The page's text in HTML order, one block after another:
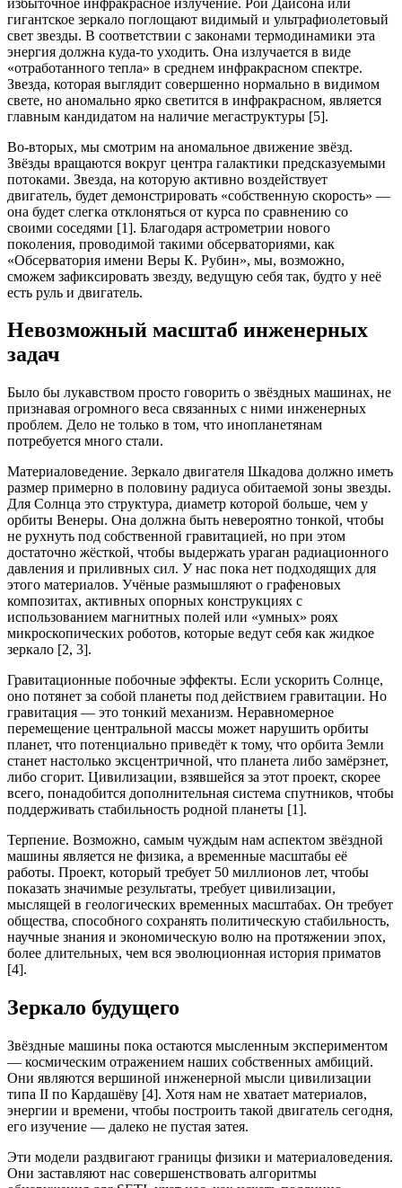
гигантское зеркало поглощают видимый и ультрафиолетовый
свет звезды. В соответствии с законами термодинамики эта
энергия должна куда-то уходить. Она излучается в виде
«отработанного тепла» в среднем инфракрасном спектре.
Звезда, которая выглядит совершенно нормально в видимом
свете, но аномально ярко светится в инфракрасном, является
главным кандидатом на наличие мегаструктуры [5].
Во-вторых, мы смотрим на аномальное движение звёзд.
Звёзды вращаются вокруг центра галактики предсказуемыми
потоками. Звезда, на которую активно воздействует
двигатель, будет демонстрировать «собственную скорость» —
она будет слегка отклоняться от курса по сравнению со
своими соседями [1]. Благодаря астрометрии нового
поколения, проводимой такими обсерваториями, как
«Обсерватория имени Веры К. Рубин», мы, возможно,
сможем зафиксировать звезду, ведущую себя так, будто у неё
есть руль и двигатель.
Невозможный масштаб инженерных
задач
Было бы лукавством просто говорить о звёздных машинах, не
признавая огромного веса связанных с ними инженерных
проблем. Дело не только в том, что инопланетянам
потребуется много стали.
Материаловедение. Зеркало двигателя Шкадова должно иметь
размер примерно в половину радиуса обитаемой зоны звезды.
Для Солнца это структура, диаметр которой больше, чем у
орбиты Венеры. Она должна быть невероятно тонкой, чтобы
не рухнуть под собственной гравитацией, но при этом
достаточно жёсткой, чтобы выдержать ураган радиационного
давления и приливных сил. У нас пока нет подходящих для
этого материалов. Учёные размышляют о графеновых
композитах, активных опорных конструкциях с
использованием магнитных полей или «умных» роях
микроскопических роботов, которые ведут себя как жидкое
зеркало [2, 3].
Гравитационные побочные эффекты. Если ускорить Солнце,
оно потянет за собой планеты под действием гравитации. Но
гравитация — это тонкий механизм. Неравномерное
перемещение центральной массы может нарушить орбиты
планет, что потенциально приведёт к тому, что орбита Земли
станет настолько эксцентричной, что планета либо замёрзнет,
либо сгорит. Цивилизации, взявшейся за этот проект, скорее
всего, понадобится дополнительная система спутников, чтобы
поддерживать стабильность родной планеты [1].
Терпение. Возможно, самым чуждым нам аспектом звёздной
машины является не физика, а временные масштабы её
работы. Проект, который требует 50 миллионов лет, чтобы
показать значимые результаты, требует цивилизации,
мыслящей в геологических временных масштабах. Он требует
общества, способного сохранять политическую стабильность,
научные знания и экономическую волю на протяжении эпох,
более длительных, чем вся эволюционная история приматов
[4].
Зеркало будущего
Звёздные машины пока остаются мысленным экспериментом
— космическим отражением наших собственных амбиций.
Они являются вершиной инженерной мысли цивилизации
типа II по Кардашёву [4]. Хотя нам не хватает материалов,
энергии и времени, чтобы построить такой двигатель сегодня,
его изучение — далеко не пустая затея.
Эти модели раздвигают границы физики и материаловедения.
Они заставляют нас совершенствовать алгоритмы